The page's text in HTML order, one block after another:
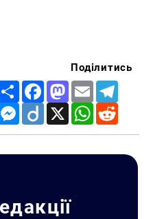
Поділитись
Share FacebookMastodon
Email
Messenger
Diigo X WhatsApp